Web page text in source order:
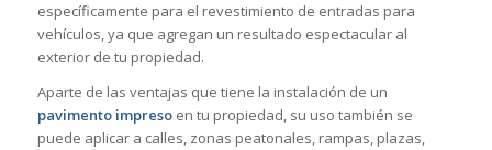
específicamente para el revestimiento de entradas para
vehículos, ya que agregan un resultado espectacular al
exterior de tu propiedad.
Aparte de las ventajas que tiene la instalación de un
pavimento impresoen tu propiedad, su uso también se
puede aplicar a calles, zonas peatonales, rampas, plazas,